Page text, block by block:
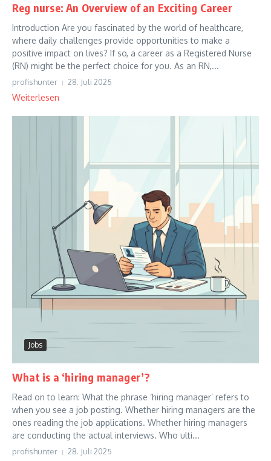
Reg nurse: An Overview of an Exciting Career
Introduction Are you fascinated by the world of healthcare,
where daily challenges provide opportunities to make a
positive impact on lives? If so, a career as a Registered Nurse
(RN) might be the perfect choice for you. As an RN,...
profishunter 28. Juli 2025
Weiterlesen
Jobs
What is a ‘hiring manager’?
Read on to learn: What the phrase ‘hiring manager’ refers to
when you see a job posting. Whether hiring managers are the
ones reading the job applications. Whether hiring managers
are conducting the actual interviews. Who ulti...
profishunter 28. Juli 2025